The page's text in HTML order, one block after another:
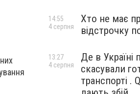
Хто не має
відстрочку
14:55
4 серпня
Де в Україні
скасували
транспорті .
13:27
4 серпня